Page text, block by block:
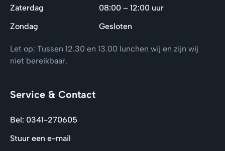
Zaterdag
Zondag
08:00 – 12:00 uur
Gesloten
Let op: Tussen 12.30 en 13.00 lunchen wij en zijn wij
niet bereikbaar.
Service & Contact
Bel: 0341-270605
Stuur een e-mail